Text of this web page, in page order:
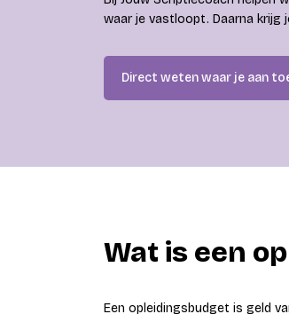
waar je vastloopt. Daarna krijg
Direct weten waar je aan
Wat is een
Een opleidingsbudget is geld